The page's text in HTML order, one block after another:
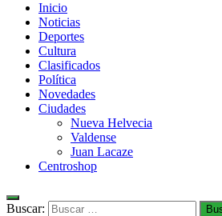
Rosario Web
Todas la noticias de Rosario y la zona
Inicio
Noticias
Deportes
Cultura
Clasificados
Política
Novedades
Ciudades
Nueva Helvecia
Valdense
Juan Lacaze
Centroshop
Buscar: